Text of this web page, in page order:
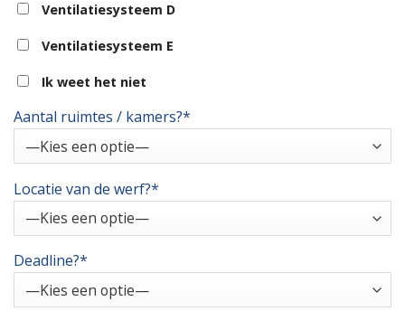
Ventilatiesysteem D
Ventilatiesysteem E
Ik weet het niet
Aantal ruimtes / kamers?*
Locatie van de werf?*
Deadline?*